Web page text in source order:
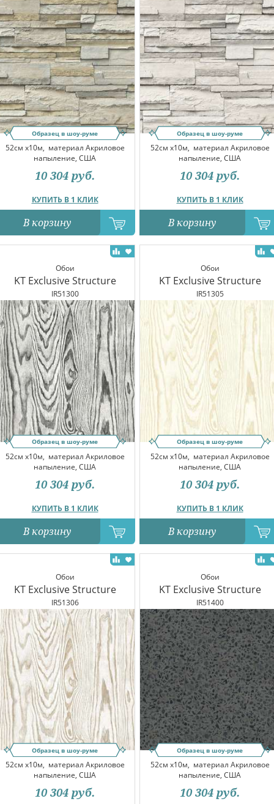
Образец в шоу-руме
52см x10м, материал Акриловое
напыление, США
КУПИТЬ В 1 КЛИК
10 304 руб.
В корзину
Образец в шоу-руме
52см x10м, материал Акриловое
напыление, США
КУПИТЬ В 1 КЛИК
10 304 руб.
В корзину
Обои
KT Exclusive Structure
IR51300
Образец в шоу-руме
52см x10м, материал Акриловое
напыление, США
КУПИТЬ В 1 КЛИК
10 304 руб.
В корзину
Обои
KT Exclusive Structure
IR51305
Образец в шоу-руме
52см x10м, материал Акриловое
напыление, США
КУПИТЬ В 1 КЛИК
10 304 руб.
В корзину
Обои
KT Exclusive Structure
IR51306
Образец в шоу-руме
52см x10м, материал Акриловое
напыление, США
10 304 руб.
Обои
KT Exclusive Structure
IR51400
Образец в шоу-руме
52см x10м, материал Акриловое
напыление, США
10 304 руб.